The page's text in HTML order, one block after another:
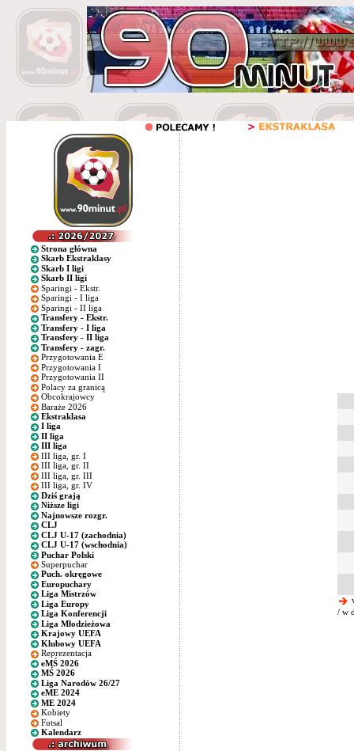
Strona główna
Skarb Ekstraklasy
Skarb I ligi
Skarb II ligi
Sparingi - Ekstr.
Sparingi - I liga
Sparingi - II liga
Transfery - Ekstr.
Transfery - I liga
Transfery - II liga
Transfery - zagr.
Przygotowania E
Przygotowania I
Przygotowania II
Polacy za granicą
Obcokrajowcy
Baraże 2026
Ekstraklasa
I liga
II liga
III liga
III liga, gr. I
III liga, gr. II
III liga, gr. III
III liga, gr. IV
Dziś grają
Niższe ligi
Najnowsze rozgr.
CLJ
CLJ U-17 (zachodnia)
CLJ U-17 (wschodnia)
Puchar Polski
Superpuchar
Puch. okręgowe
Europuchary
Liga Mistrzów
Liga Europy
Liga Konferencji
Liga Młodzieżowa
Krajowy UEFA
Klubowy UEFA
Reprezentacja
eMŚ 2026
MŚ 2026
Liga Narodów 26/27
eME 2024
ME 2024
Kobiety
Futsal
Kalendarz
/ w